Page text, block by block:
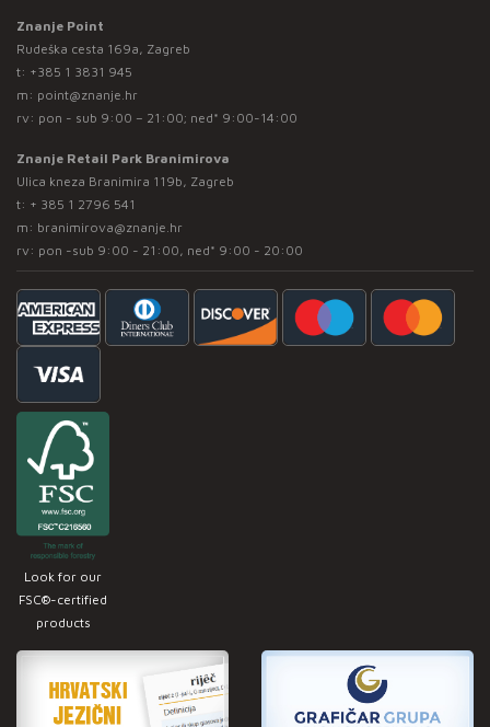
Znanje Point
Rudeška cesta 169a, Zagreb
t: +385 1 3831 945
m: point@znanje.hr
rv: pon - sub 9:00 – 21:00; ned* 9:00-14:00
Znanje Retail Park Branimirova
Ulica kneza Branimira 119b, Zagreb
t: + 385 1 2796 541
m: branimirova@znanje.hr
rv: pon -sub 9:00 - 21:00, ned* 9:00 - 20:00
Look for our
FSC®-certified
products